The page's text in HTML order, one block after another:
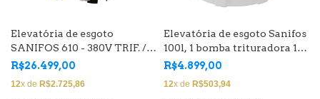
Elevatória de esgoto
SANIFOS 610 - 380V TRIF. / 2
bombas vórtex de 3,5 CV,
R$26.499,00
12x de R$2.725,86
Elevatória de esgoto Sanifos
100l, 1 bomba trituradora 1,5
CV
R$4.899,00
12x de R$503,94